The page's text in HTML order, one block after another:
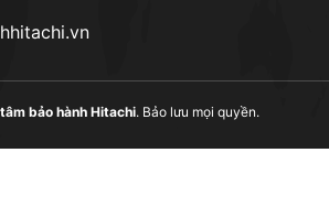
bảo hành Hitachi. Bảo lưu mọi quyền.